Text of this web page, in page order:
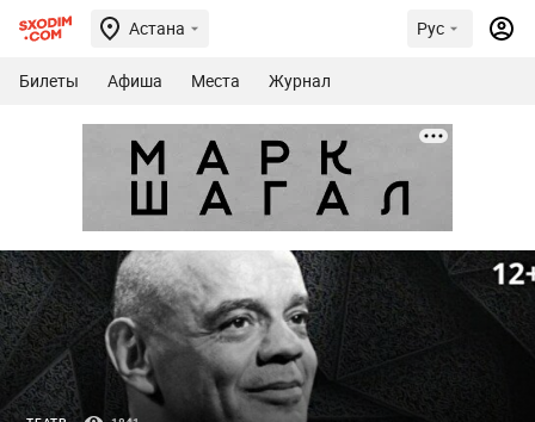
Астана Рус
Билеты Афиша Места Журнал